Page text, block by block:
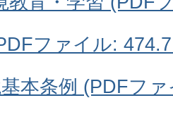
ファイル:
本条例 (PDFフ